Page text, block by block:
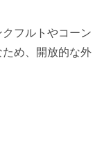
フルトやコーン
め、開放的な外